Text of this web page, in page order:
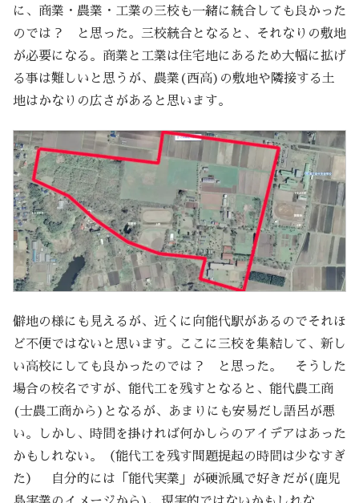
に、商業・農業・工業の三校も一緒に統合しても良かった
のでは？ と思った。三校統合となると、それなりの敷地
が必要になる。商業と工業は住宅地にあるため大幅に拡げ
る事は難しいと思うが、農業(西高)の敷地や隣接する土
地はかなりの広さがあると思います。
僻地の様にも見えるが、近くに向能代駅があるのでそれほ
ど不便ではないと思います。ここに三校を集結して、新し
い高校にしても良かったのでは？ と思った。 そうした
場合の校名ですが、能代工を残すとなると、能代農工商
(士農工商から)となるが、あまりにも安易だし語呂が悪
い。しかし、時間を掛ければ何かしらのアイデアはあった
かもしれない。（能代工を残す問題提起の時間は少なすぎ
た） 自分的には「能代実業」が硬派風で好きだが(鹿児